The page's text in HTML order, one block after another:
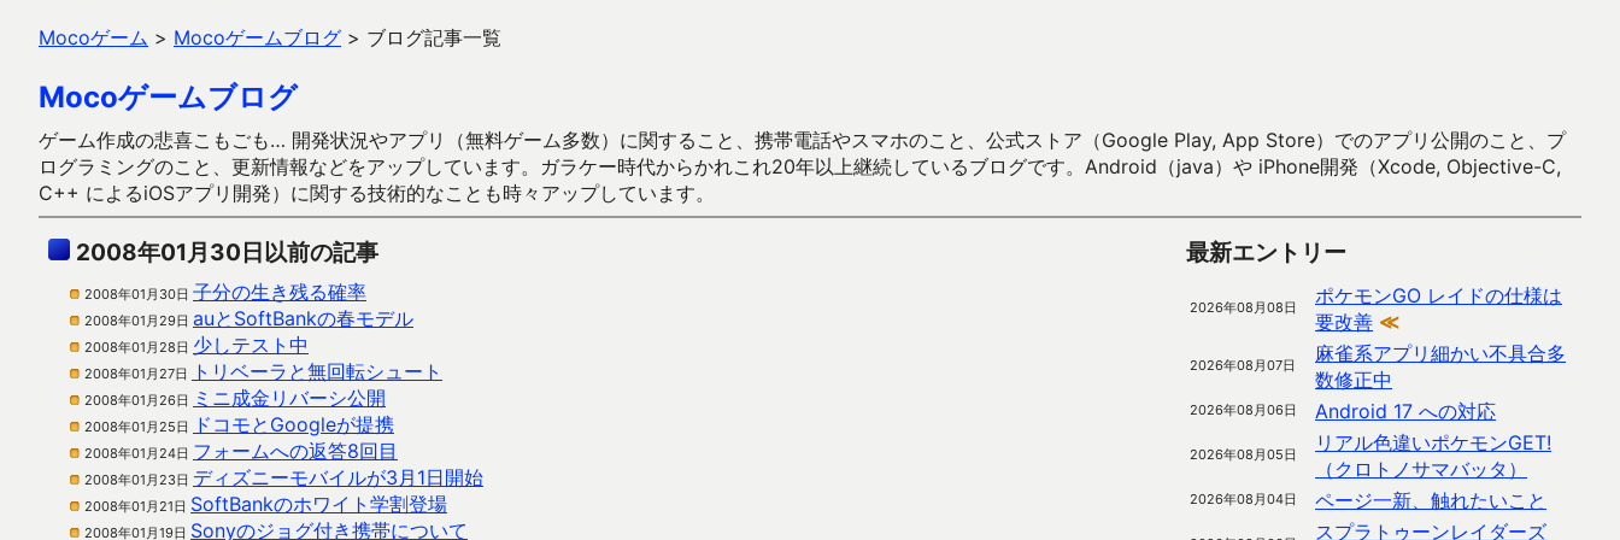
Mocoゲーム > Mocoゲームブログ > ブログ記事一覧
Mocoゲームブログ
ゲーム作成の悲喜こもごも… 開発状況やアプリ（無料ゲーム多数）に関すること、携帯電話やスマホのこと、公式ストア（Google Play, App Store）でのアプリ公開のこと、プ
ログラミングのこと、更新情報などをアップしています。ガラケー時代からかれこれ20年以上継続しているブログです。Android（java）や iPhone開発（Xcode, Objective-C,
C++ によるiOSアプリ開発）に関する技術的なことも時々アップしています。
2008年01月30日以前の記事
2008年01月30日 子分の生き残る確率
2008年01月29日 auとSoftBankの春モデル
2008年01月28日 少しテスト中
2008年01月27日 トリベーラと無回転シュート
2008年01月26日 ミニ成金リバーシ公開
2008年01月25日 ドコモとGoogleが提携
2008年01月24日 フォームへの返答8回目
2008年01月23日 ディズニーモバイルが3月1日開始
2008年01月21日 SoftBankのホワイト学割登場
2008年01月19日 Sonyのジョグ付き携帯について
最新エントリー
2026年08月08日
ポケモンGO レイドの仕様は
要改善 ≪
2026年08月07日
麻雀系アプリ細かい不具合多
数修正中
2026年08月06日 Android 17 への対応
2026年08月05日
リアル色違いポケモンGET!
（クロトノサマバッタ）
2026年08月04日 ページ一新、触れたいこと
スプラトゥーンレイダーズ